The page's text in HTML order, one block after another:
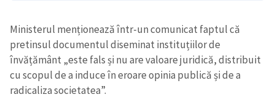
Ministerul menționează într-un comunicat faptul că
pretinsul documentul diseminat instituțiilor de
învățământ „este fals și nu are valoare juridică, distribuit
cu scopul de a induce în eroare opinia publică și de a
radicaliza societatea”.